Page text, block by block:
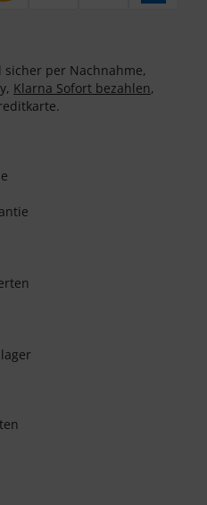
per Nachnahme,
Klarna Sofort bezahlen,